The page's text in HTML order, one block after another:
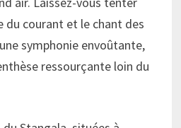
du courant et le chant des
symphonie envoûtante,
ressourçante loin du